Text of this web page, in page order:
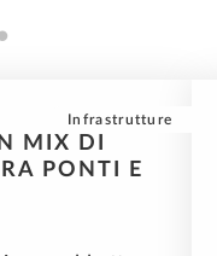
Infrastrutture
MIX DI
PONTI E